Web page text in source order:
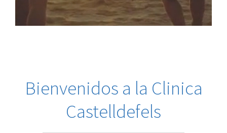
Bienvenidos a la Clinica
Castelldefels